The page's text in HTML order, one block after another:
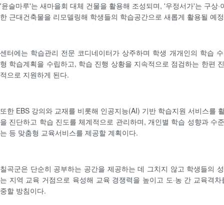
'윤슬마루'는 새마을회 대체 건물을 활용해 조성되며, '우정서가'는 구상·
한 근대건축물을 리모델링해 학생들의 학습공간으로 새롭게 활용될 예
센터에는 학습관리 전문 코디네이터가 상주하며 학생 개개인의 학습
형 학습계획을 수립하고, 학습 진행 상황을 지속적으로 점검하는 한편
적으로 지원하게 된다.
또한 EBS 강의와 교재를 비롯해 인공지능(AI) 기반 학습지원 서비스를
을 진단하고 학습 진도를 체계적으로 관리하며, 개인별 학습 성향과 수
는 등 맞춤형 교육서비스를 제공할 계획이다.
칠곡군은 단순히 공부하는 공간을 제공하는 데 그치지 않고 학생들의
는 지역 교육 거점으로 육성해 교육 경쟁력을 높이고 도·농 간 교육격
중할 방침이다.